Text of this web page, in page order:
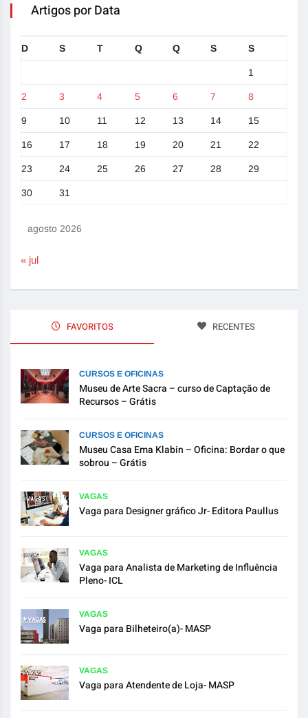
Artigos por Data
agosto 2026
D S T Q Q S S
1
2 3 4 5 6 7 8
9 10 11 12 13 14 15
16 17 18 19 20 21 22
23 24 25 26 27 28 29
30 31
« jul
FAVORITOS RECENTES
CURSOS E OFICINAS
Museu de Arte Sacra – curso de Captação de
Recursos – Grátis
CURSOS E OFICINAS
Museu Casa Ema Klabin – Oficina: Bordar o que
sobrou – Grátis
VAGAS
Vaga para Designer gráfico Jr- Editora Paullus
VAGAS
Vaga para Analista de Marketing de Influência
Pleno- ICL
VAGAS
Vaga para Bilheteiro(a)- MASP
VAGAS
Vaga para Atendente de Loja- MASP